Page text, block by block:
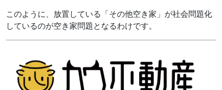
このように、放置している「その他空き家」が社会問題化
しているのが空き家問題となるわけです。